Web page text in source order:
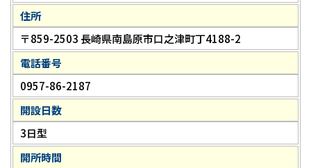
住所
〒859-2503 長崎県南島原市口之津町丁4188-2
電話番号
0957-86-2187
開設日数
3日型
開所時間